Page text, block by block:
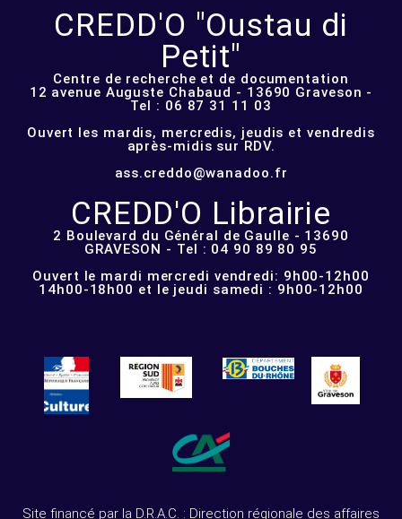
CREDD'O "Oustau di
Petit"
Centre de recherche et de documentation
12 avenue Auguste Chabaud - 13690 Graveson -
Tel : 06 87 31 11 03
Ouvert les mardis, mercredis, jeudis et vendredis
après-midis sur RDV.
ass.creddo@wanadoo.fr
CREDD'O Librairie
2 Boulevard du Général de Gaulle - 13690
GRAVESON - Tel : 04 90 89 80 95
Ouvert le mardi mercredi vendredi: 9h00-12h00
14h00-18h00 et le jeudi samedi : 9h00-12h00
Site financé par la D.R.A.C. : Direction régionale des affaires